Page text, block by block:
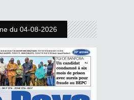
du 04-08-2026